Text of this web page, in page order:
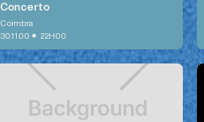
Concerto
Coimbra
30.11.00 • 22H00